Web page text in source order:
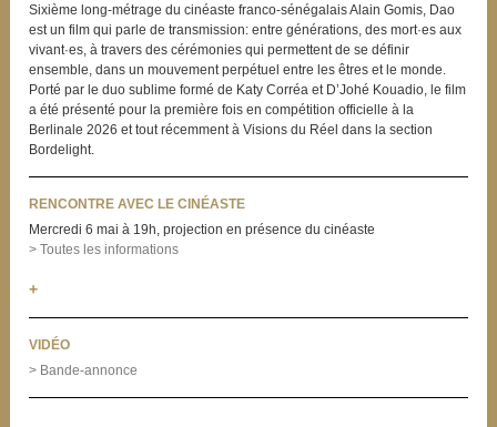
Sixième long-métrage du cinéaste franco-sénégalais Alain Gomis, Dao
est un film qui parle de transmission: entre générations, des mort·es aux
vivant·es, à travers des cérémonies qui permettent de se définir
ensemble, dans un mouvement perpétuel entre les êtres et le monde.
Porté par le duo sublime formé de Katy Corréa et D’Johé Kouadio, le film
a été présenté pour la première fois en compétition officielle à la
Berlinale 2026 et tout récemment à Visions du Réel dans la section
Bordelight.
RENCONTRE AVEC LE CINÉASTE
Mercredi 6 mai à 19h, projection en présence du cinéaste
> Toutes les informations
+
VIDÉO
> Bande-annonce